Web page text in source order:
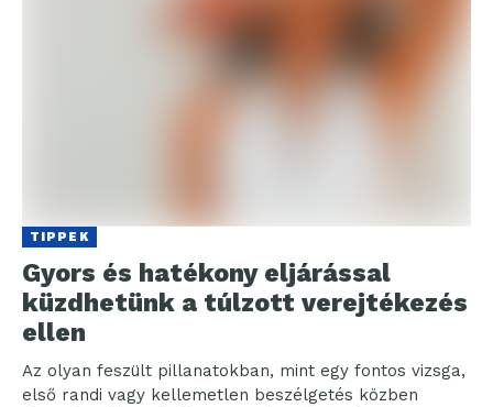
TIPPEK
Gyors és hatékony eljárással
küzdhetünk a túlzott verejtékezés
ellen
Az olyan feszült pillanatokban, mint egy fontos vizsga,
első randi vagy kellemetlen beszélgetés közben